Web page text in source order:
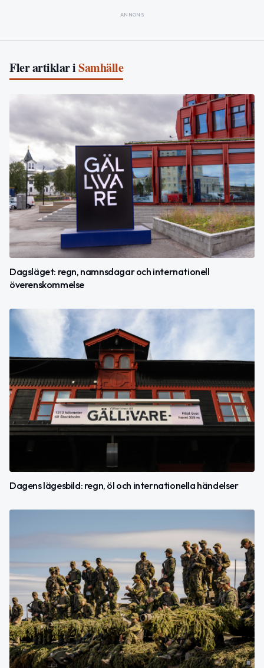
ANNONS
Fler artiklar iSamhälle
Dagsläget: regn, namnsdagar och internationell
överenskommelse
Dagens lägesbild: regn, öl och internationella händelser